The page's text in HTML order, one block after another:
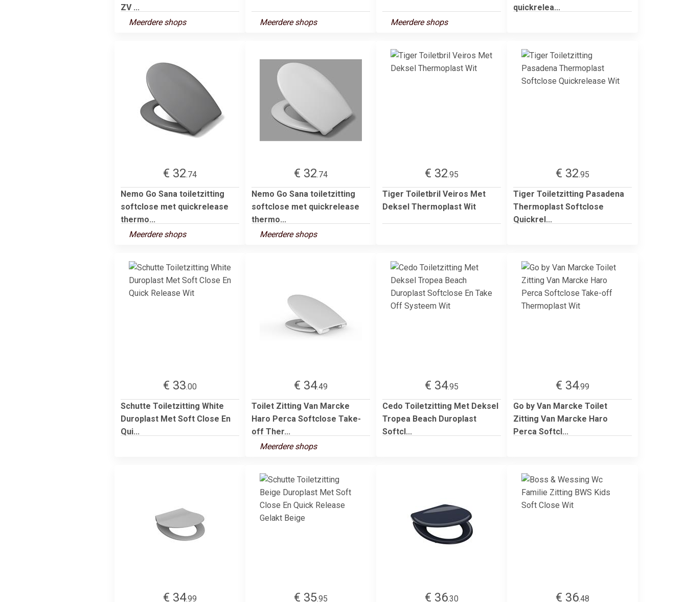
ZV ...
Meerdere shops
Meerdere shops Meerdere shops
quickrelea...
€ 32.74
Nemo Go Sana toiletzitting
softclose met quickrelease
thermo...
Meerdere shops
€ 32.74
Nemo Go Sana toiletzitting
softclose met quickrelease
thermo...
Meerdere shops
€ 32.95
Tiger Toiletbril Veiros Met
Deksel Thermoplast Wit
€ 32.95
Tiger Toiletzitting Pasadena
Thermoplast Softclose
Quickrel...
€ 33.00
Schutte Toiletzitting White
Duroplast Met Soft Close En
Qui...
€ 34.49
Toilet Zitting Van Marcke
Haro Perca Softclose Take-
off Ther...
Meerdere shops
€ 34.95
Cedo Toiletzitting Met Deksel
Tropea Beach Duroplast
Softcl...
€ 34.99
Go by Van Marcke Toilet
Zitting Van Marcke Haro
Perca Softcl...
€ 34.99 € 35.95 € 36.30 € 36.48